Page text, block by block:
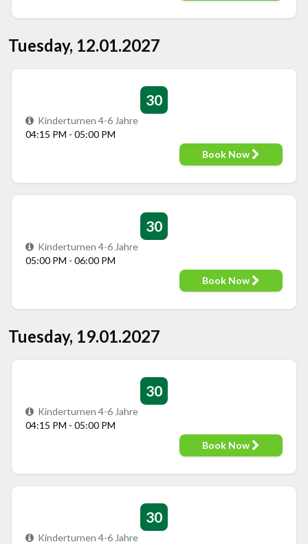
Tuesday, 12.01.2027
30
Kinderturnen 4-6 Jahre
04:15 PM - 05:00 PM
Book Now
30
Kinderturnen 4-6 Jahre
05:00 PM - 06:00 PM
Book Now
Tuesday, 19.01.2027
30
Kinderturnen 4-6 Jahre
04:15 PM - 05:00 PM
Book Now
30
Kinderturnen 4-6 Jahre